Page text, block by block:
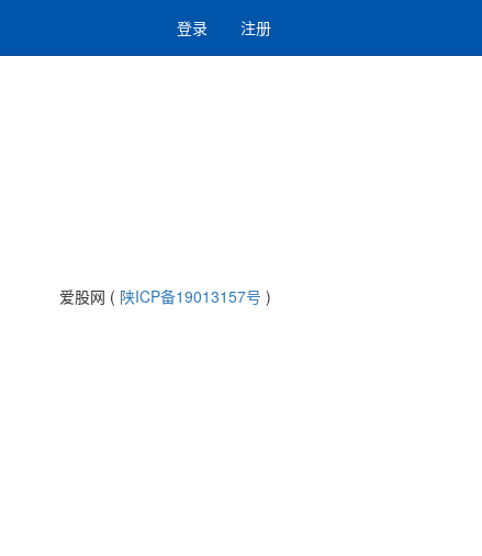
登录 注册
爱股网 ( 陕ICP备19013157号 )